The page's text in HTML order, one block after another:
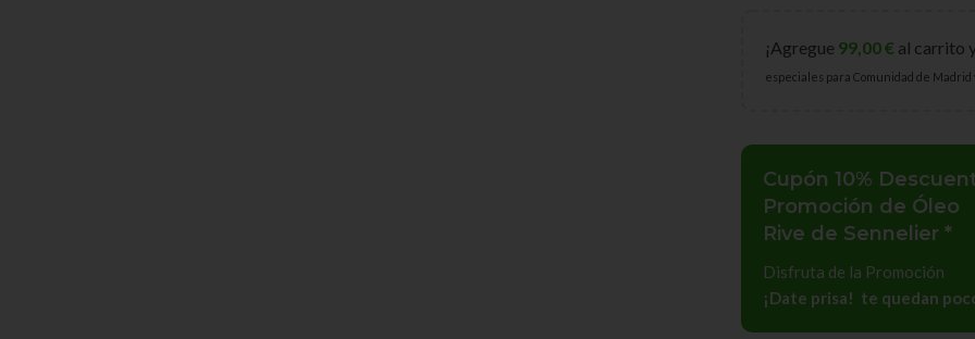
¡Agregue 99,00€ al carrito
especiales para Comunidad de Madrid
Cupón 10%
Promoción de Óleo
Rive de Sennelier *
Disfruta de la Promoción
¡Date prisa! te quedan